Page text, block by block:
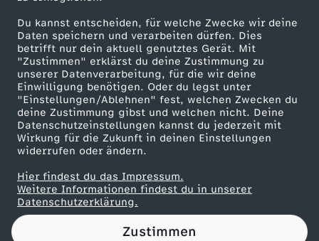
Du kannst entscheiden, für welche Zwecke wir deine
Daten speichern und verarbeiten dürfen. Dies
betrifft nur dein aktuell genutztes Gerät. Mit
"Zustimmen" erklärst du deine Zustimmung zu
unserer Datenverarbeitung, für die wir deine
Einwilligung benötigen. Oder du legst unter
"Einstellungen/Ablehnen" fest, welchen Zwecken du
deine Zustimmung gibst und welchen nicht. Deine
Datenschutzeinstellungen kannst du jederzeit mit
Wirkung für die Zukunft in deinen Einstellungen
widerrufen oder ändern.
Hier findest du das Impressum.
Weitere Informationen findest du in unserer
Datenschutzerklärung.
Zustimmen
,
G
r
u
p
p
e
ZDF goes Schule
Werbefernsehen
Mainzelmännchen
Partner